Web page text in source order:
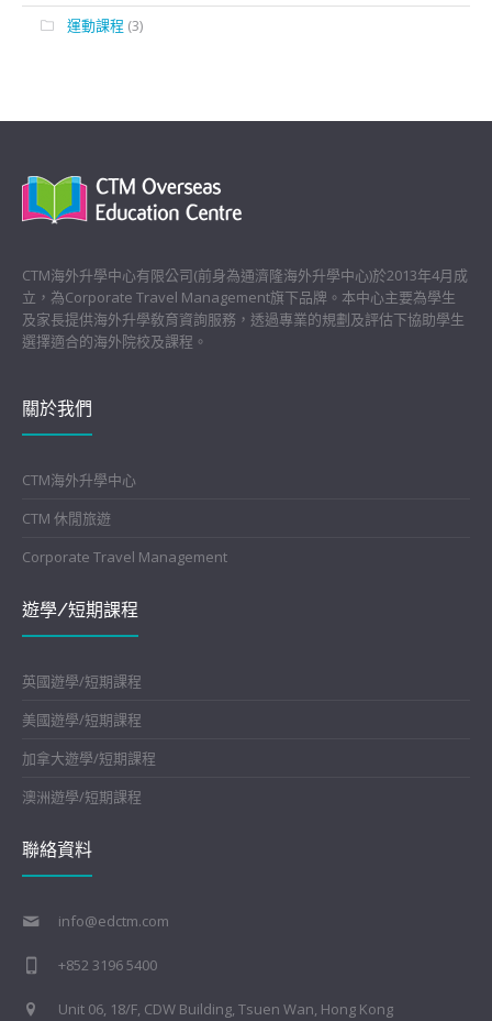
運動課程 (3)
CTM海外升學中心有限公司(前身為通濟隆海外升學中心)於2013年4月成
立，為Corporate Travel Management旗下品牌。本中心主要為學生
及家長提供海外升學敎育資詢服務，透過專業的規劃及評估下協助學生
選擇適合的海外院校及課程。
關於我們
CTM海外升學中心
CTM 休閒旅遊
Corporate Travel Management
遊學/短期課程
英國遊學/短期課程
美國遊學/短期課程
加拿大遊學/短期課程
澳洲遊學/短期課程
聯絡資料
info@edctm.com
+852 3196 5400
Unit 06, 18/F, CDW Building, Tsuen Wan, Hong Kong